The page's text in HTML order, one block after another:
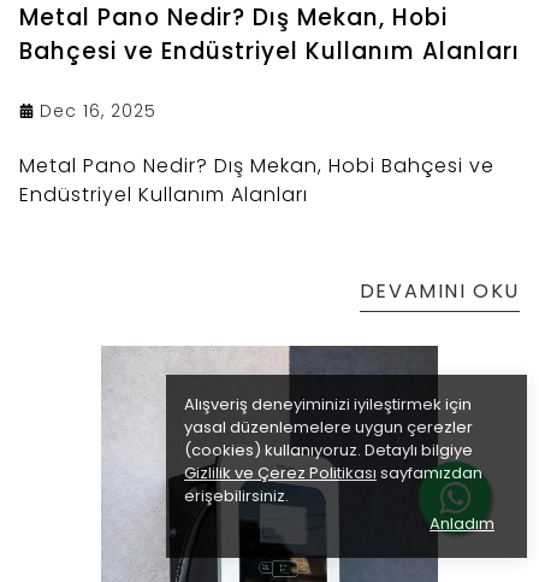
Alışveriş deneyiminizi iyileştirmek için
yasal düzenlemelere uygun çerezler
(cookies) kullanıyoruz. Detaylı bilgiye
Gizlilik ve Çerez Politikası sayfamızdan
erişebilirsiniz.
Anladım
Metal Pano Nedir? Dış Mekan, Hobi
Bahçesi ve Endüstriyel Kullanım Alanları
Dec 16, 2025
Metal Pano Nedir? Dış Mekan, Hobi Bahçesi ve
Endüstriyel Kullanım Alanları
DEVAMINI OKU